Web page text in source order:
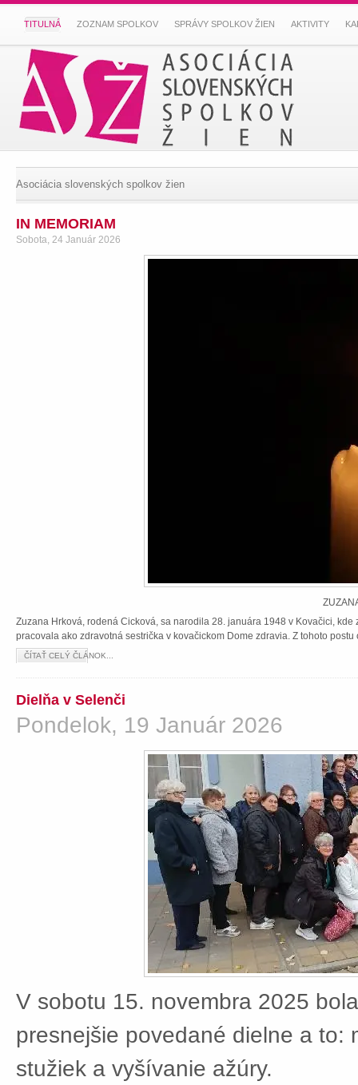
TITULNÁ ZOZNAM SPOLKOV SPRÁVY SPOLKOV ŽIEN AKTIVITY
Asociácia slovenských spolkov žien
IN MEMORIAM
Sobota, 24 Január 2026
Zuzana Hrková, rodená Cicková, sa narodila 28. januára 1948 v Kovačici,
pracovala ako zdravotná sestrička v kovačickom Dome zdravia. Z tohoto
ČÍTAŤ CELÝ ČLÁNOK...
Dielňa v Selenči
Pondelok, 19 Január 2026
V sobotu 15. novembra 2025
presnejšie povedané dielne a to:
stužiek a vyšívanie ažúry.